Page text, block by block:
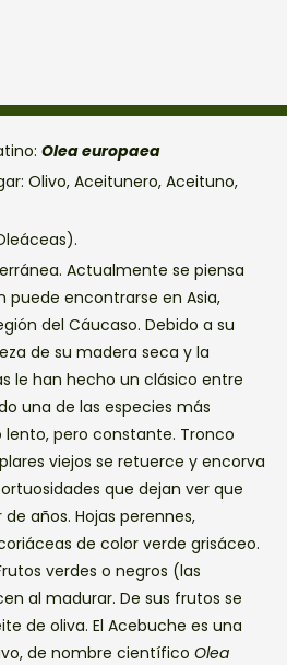
Olea europaea
Olivo, Aceitunero, Aceituno,
Actualmente se piensa
puede encontrarse en Asia,
del Cáucaso. Debido a su
de su madera seca y la
le han hecho un clásico entre
una de las especies más
pero constante. Tronco
viejos se retuerce y encorva
que dejan ver que
años. Hojas perennes,
de color verde grisáceo.
verdes o negros (las
al madurar. De sus frutos se
de oliva. El Acebuche es una
de nombre científico Olea